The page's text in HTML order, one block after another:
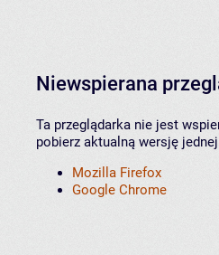
Niewspierana
Ta przeglądarka nie jest
pobierz aktualną wersję
Mozilla Firefox
Google Chrome